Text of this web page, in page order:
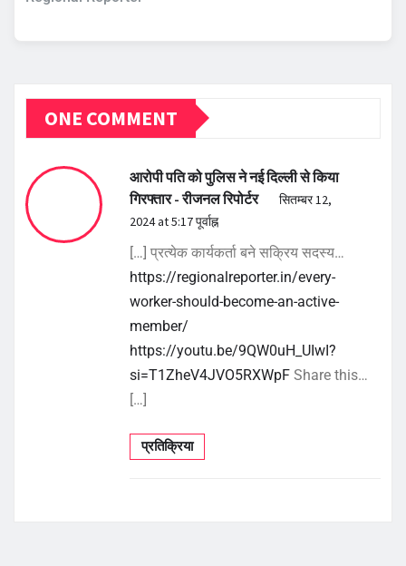
ONE COMMENT
आरोपी पति को पुलिस ने नई दिल्ली से किया
गिरफ्तार - रीजनल रिपोर्टर
सितम्बर 12,
2024 at 5:17 पूर्वाह्न
[…] प्रत्येक कार्यकर्ता बने सक्रिय सदस्य…
https://regionalreporter.in/every-
worker-should-become-an-active-
member/
https://youtu.be/9QW0uH_UIwI?
si=T1ZheV4JVO5RXWpF Share this…
[…]
प्रतिक्रिया